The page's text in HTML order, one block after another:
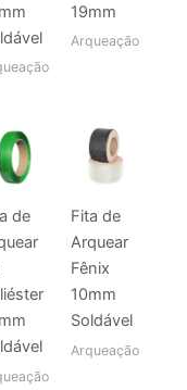
19mm
Arqueação
de
Fita de
Arquear
Fênix
10mm
Soldável
Arqueação